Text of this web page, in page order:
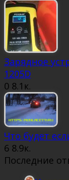
Зарядное
1205D
0 8.1к.
Что будет
6 8.9к.
Последние